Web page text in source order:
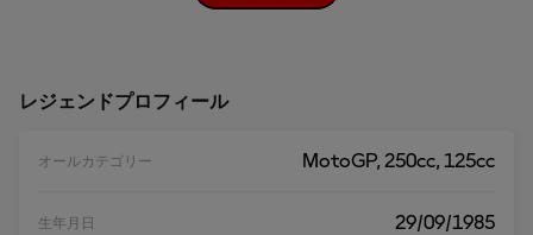
文
レジェンドプロフィール
オールカテゴリー MotoGP, 250cc, 125cc
生年月日 29/09/1985